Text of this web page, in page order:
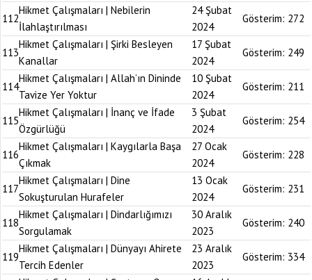
112
Hikmet Çalışmaları | Nebilerin
İlahlaştırılması
24 Şubat
2024
Gösterim: 272
113
Hikmet Çalışmaları | Şirki Besleyen
Kanallar
17 Şubat
2024
Gösterim: 249
114
Hikmet Çalışmaları | Allah’ın Dininde
Tavize Yer Yoktur
10 Şubat
2024
Gösterim: 211
115
Hikmet Çalışmaları | İnanç ve İfade
Özgürlüğü
3 Şubat
2024
Gösterim: 254
116
Hikmet Çalışmaları | Kaygılarla Başa
Çıkmak
27 Ocak
2024
Gösterim: 228
117
Hikmet Çalışmaları | Dine
Sokuşturulan Hurafeler
13 Ocak
2024
Gösterim: 231
118
Hikmet Çalışmaları | Dindarlığımızı
Sorgulamak
30 Aralık
2023
Gösterim: 240
119
Hikmet Çalışmaları | Dünyayı Ahirete
Tercih Edenler
23 Aralık
2023
Gösterim: 334